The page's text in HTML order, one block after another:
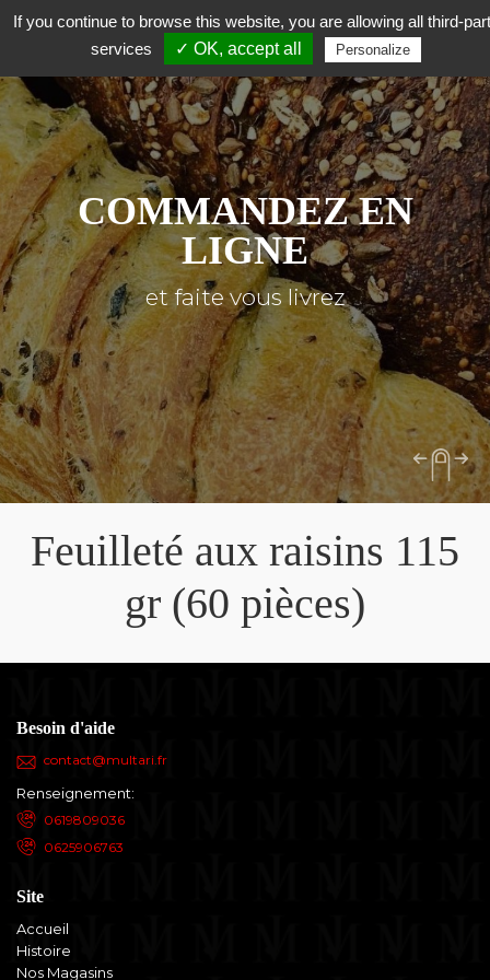
COMMANDEZ EN
LIGNE
et faite vous livrez
Feuilleté aux raisins 115
gr (60 pièces)
Besoin d'aide
contact@multari.fr
Renseignement:
0619809036
0625906763
Site
Accueil
Histoire
Nos Magasins
If you continue to browse this website, you are allowing all third-
services
✓ OK, accept all Personalize